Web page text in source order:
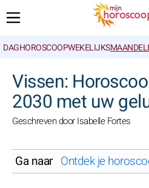
DAGHOROSCOOPWEKELIJKS
Vissen:
2030 met uw
Geschreven door Isabelle Fortes
Ga naar Ontdek je